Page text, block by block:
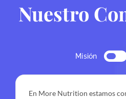
Nuestro
Misión
En More Nutrition estamos